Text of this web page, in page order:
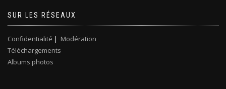
SUR LES RÉSEAUX
Confidentialité | Modération
Téléchargements
Albums photos